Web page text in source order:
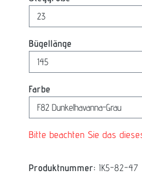
Bügellänge
Farbe
Bitte beachten Sie das
Produktnummer: IK5-82-47